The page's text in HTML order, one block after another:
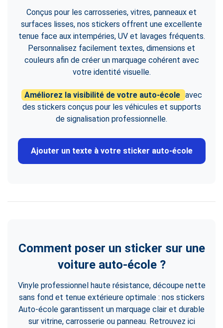
Conçus pour les carrosseries, vitres, panneaux et
surfaces lisses, nos stickers offrent une excellente
tenue face aux intempéries, UV et lavages fréquents.
Personnalisez facilement textes, dimensions et
couleurs afin de créer un marquage cohérent avec
votre identité visuelle.
Améliorez la visibilité de votre auto-école avec
des stickers conçus pour les véhicules et supports
de signalisation professionnelle.
Ajouter un texte à votre sticker auto-école
Comment poser un sticker sur une
voiture auto-école ?
Vinyle professionnel haute résistance, découpe nette
sans fond et tenue extérieure optimale : nos stickers
Auto-école garantissent un marquage clair et durable
sur vitrine, carrosserie ou panneau. Retrouvez ici